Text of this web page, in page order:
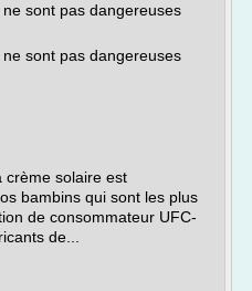
sont pas dangereuses
sont pas dangereuses
crème solaire est
bambins qui sont les plus
de consommateur UFC-
de...